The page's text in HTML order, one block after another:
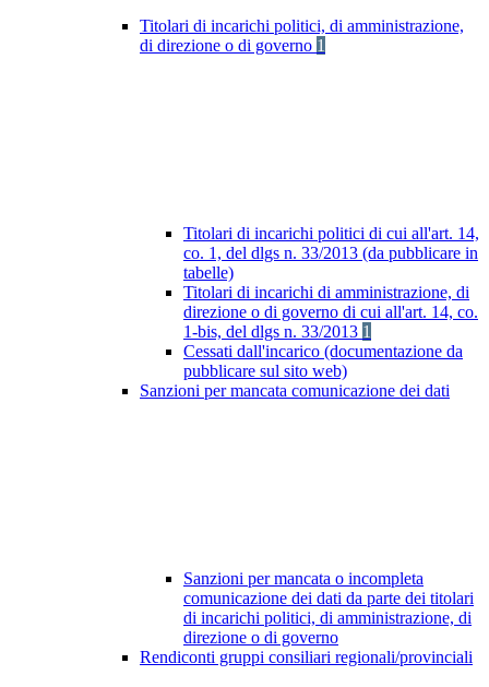
Titolari di incarichi politici, di amministrazione,
di direzione o di governo 1
Titolari di incarichi politici di cui all'art. 14,
co. 1, del dlgs n. 33/2013 (da pubblicare in
tabelle)
Titolari di incarichi di amministrazione, di
direzione o di governo di cui all'art. 14, co.
1-bis, del dlgs n. 33/2013 1
Cessati dall'incarico (documentazione da
pubblicare sul sito web)
Sanzioni per mancata comunicazione dei dati
Sanzioni per mancata o incompleta
comunicazione dei dati da parte dei titolari
di incarichi politici, di amministrazione, di
direzione o di governo
Rendiconti gruppi consiliari regionali/provinciali